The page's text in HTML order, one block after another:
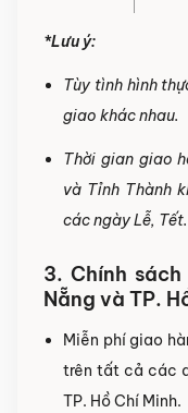
*Lưu ý:
Tùy tình hình
giao khác nhau.
Thời gian giao
và Tỉnh Thành
các ngày Lễ, Tết.
3. Chính
Nẵng và TP.
Miễn phí giao
trên tất cả các
TP. Hồ Chí Minh.